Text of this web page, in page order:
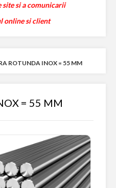
site si a comunicarii
online si client
ROTUNDA INOX = 55 MM
= 55 MM